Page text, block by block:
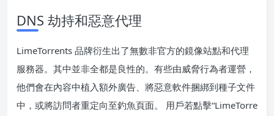
DNS 劫持和惡意代理
LimeTorrents 品牌衍生出了無數非官方的鏡像站點和代理
服務器。其中並非全都是良性的。有些由威脅行為者運營，
他們會在內容中植入額外廣告、將惡意軟件捆綁到種子文件
中，或將訪問者重定向至釣魚頁面。 用戶若點擊“LimeTorre